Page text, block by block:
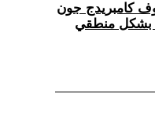
كامبريدج جون
بشكل منطقي